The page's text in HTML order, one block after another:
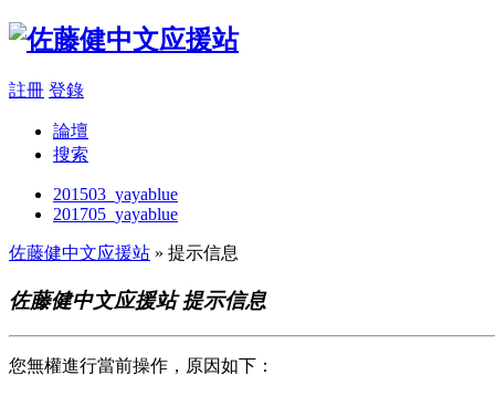
註冊 登錄
論壇
搜索
201503_yayablue
201705_yayablue
佐藤健中文应援站 » 提示信息
佐藤健中文应援站 提示信息
您無權進行當前操作，原因如下：